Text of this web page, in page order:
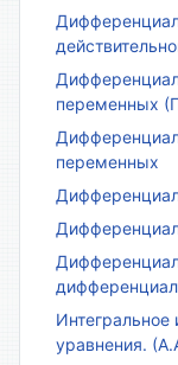
переменных
переменных
уравнения.